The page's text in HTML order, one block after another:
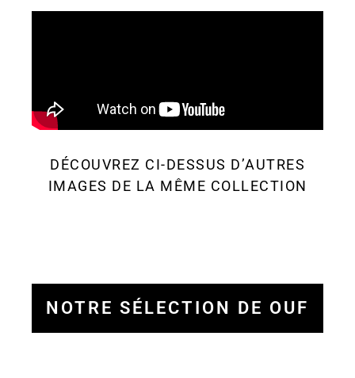
DÉCOUVREZ CI-DESSUS D’AUTRES
IMAGES DE LA MÊME COLLECTION
NOTRE SÉLECTION DE OUF